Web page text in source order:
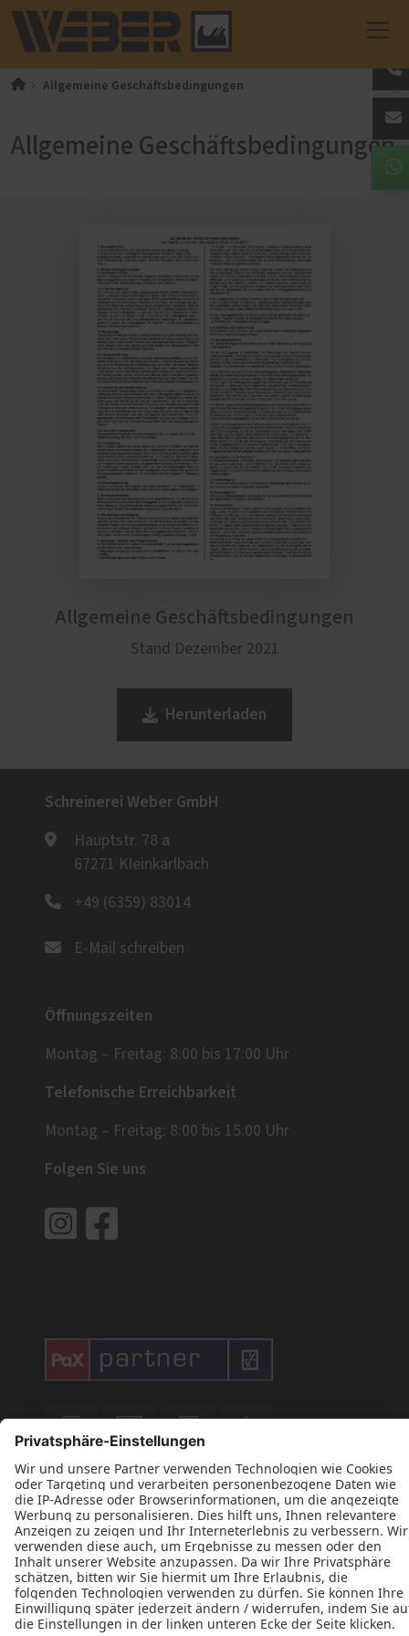
Allgemeine Geschäftsbedingungen
Allgemeine Geschäftsbedingungen
Allgemeine Geschäftsbedingungen
Stand Dezember 2021
Herunterladen
Schreinerei Weber GmbH
Hauptstr. 78 a
67271 Kleinkarlbach
+49 (6359) 83014
E-Mail schreiben
Öffnungszeiten
Montag – Freitag: 8:00 bis 17:00 Uhr
Telefonische Erreichbarkeit
Montag – Freitag: 8:00 bis 15:00 Uhr
Folgen Sie uns
 
   
   